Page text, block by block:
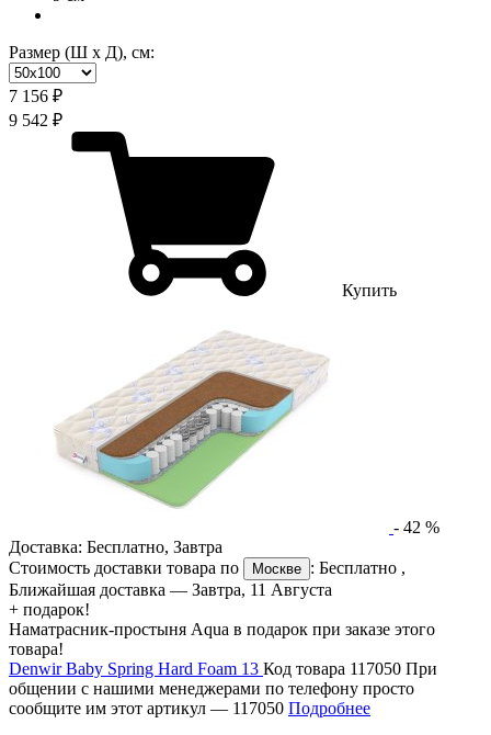
Размер (Ш х Д), см:
7 156 ₽
9 542 ₽
Купить
- 42 %
Доставка: Бесплатно, Завтра
Стоимость доставки товара по
Москве : Бесплатно ,
Ближайшая доставка — Завтра, 11 Августа
+ подарок!
Наматрасник-простыня Aqua в подарок при заказе этого
товара!
Denwir Baby Spring Hard Foam 13 Код товара 117050 При
общении с нашими менеджерами по телефону просто
сообщите им этот артикул — 117050 Подробнее